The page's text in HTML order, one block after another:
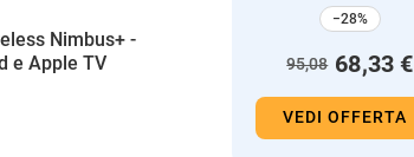
Nimbus+ -
e Apple TV
−28%
95,08 68,33 €
VEDI OFFERTA